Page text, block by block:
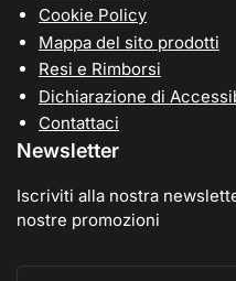
Cookie Policy
Mappa del sito prodotti
Resi e Rimborsi
Dichiarazione di
Contattaci
Newsletter
Iscriviti alla nostra
nostre promozioni